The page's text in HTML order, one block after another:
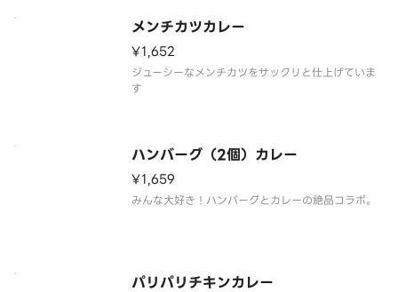
メンチカツカレー
¥1,652
ジューシーなメンチカツをサックリと仕上げていま
す
ハンバーグ（2個）カレー
¥1,659
みんな大好き！ハンバーグとカレーの絶品コラボ。
パリパリチキンカレー